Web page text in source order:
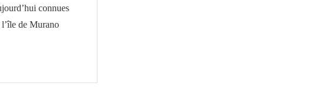
connues
de Murano